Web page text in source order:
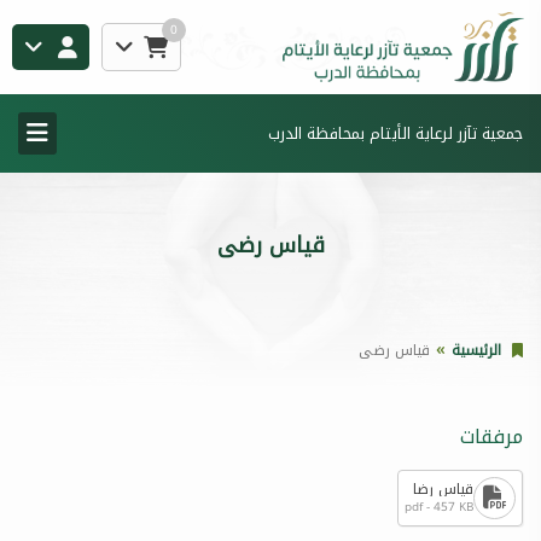
0
جمعية تآزر لرعاية الأيتام بمحافظة الدرب
قياس رضى
الرئيسية قياس رضى
مرفقات
قياس رضا
pdf - 457 KB